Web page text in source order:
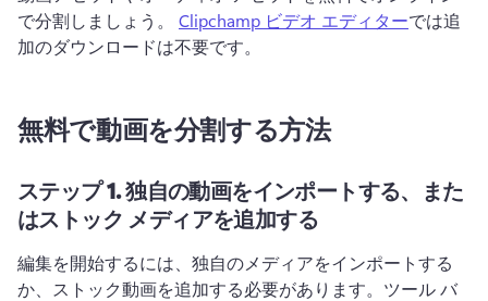
で分割しましょう。 Clipchamp ビデオ エディターでは追
加のダウンロードは不要です。
無料で動画を分割する方法
ステップ 1.独自の動画をインポートする、また
はストック メディアを追加する
編集を開始するには、独自のメディアをインポートする
か、ストック動画を追加する必要があります。 ツール バ